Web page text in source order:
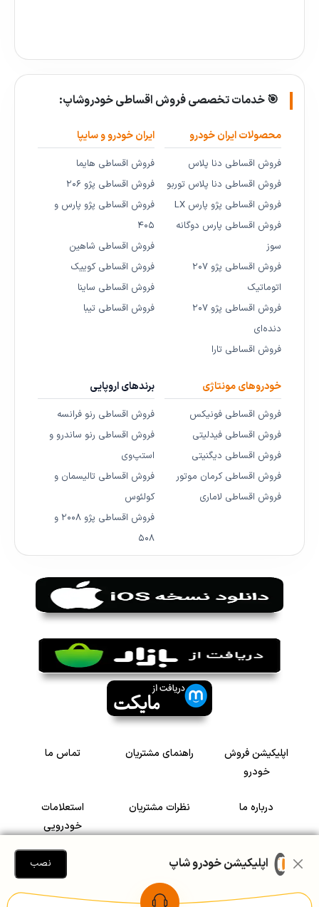
🎯 خدمات تخصصی فروش اقساطی خودروشاپ:
محصولات ایران خودرو
فروش اقساطی دنا پلاس
فروش اقساطی دنا پلاس توربو
فروش اقساطی پژو پارس LX
فروش اقساطی پارس دوگانه
سوز
فروش اقساطی پژو ۲۰۷
اتوماتیک
فروش اقساطی پژو ۲۰۷
دنده‌ای
فروش اقساطی تارا
ایران خودرو و سایپا
فروش اقساطی هایما
فروش اقساطی پژو ۲۰۶
فروش اقساطی پژو پارس و
۴۰۵
فروش اقساطی شاهین
فروش اقساطی کوییک
فروش اقساطی ساینا
فروش اقساطی تیبا
خودروهای مونتاژی
فروش اقساطی فونیکس
فروش اقساطی فیدلیتی
فروش اقساطی دیگنیتی
فروش اقساطی کرمان موتور
فروش اقساطی لاماری
برندهای اروپایی
فروش اقساطی رنو فرانسه
فروش اقساطی رنو ساندرو و
استپ‌وی
فروش اقساطی تالیسمان و
کولئوس
فروش اقساطی پژو ۲۰۰۸ و
۵۰۸
اپلیکیشن فروش
خودرو
راهنمای مشتریان تماس ما
درباره ما نظرات مشتریان
استعلامات
خودرویی
سرمایه گذاری در
رضایت مشتریاناپلیکیشن خودرو شاپ نصب